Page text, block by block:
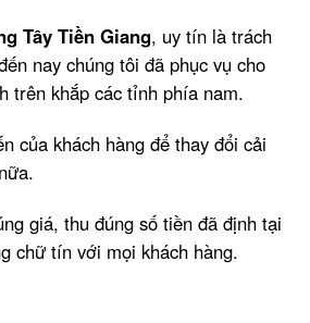
Tây Tiền Giang, uy tín là trách
nay chúng tôi đã phục vụ cho
trên khắp các tỉnh phía nam.
của khách hàng để thay đổi cải
giá, thu đúng số tiền đã định tại
chữ tín với mọi khách hàng.